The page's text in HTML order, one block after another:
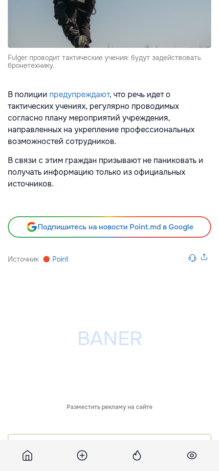
Fulger проводит тактические учения: будут задействовать
бронетехнику.
В полиции предупреждают, что речь идет о
тактических учениях, регулярно проводимых
согласно плану мероприятий учреждения,
направленных на укрепление профессиональных
возможностей сотрудников.
В связи с этим граждан призывают не паниковать и
получать информацию только из официальных
источников.
Подпишитесь на новости Point.md в Google
Источник Point
Разместить рекламу на сайте